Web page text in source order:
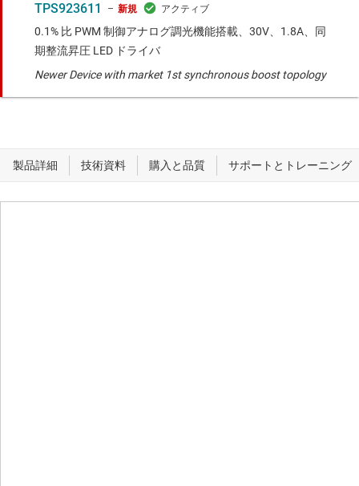
新規
TPS923611
0.1% 比 PWM 制御アナログ調光機能搭載、30V、1.8A、同
期整流昇圧 LED ドライバ
Newer Device with market 1st synchronous boost topology